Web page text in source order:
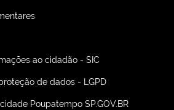
ao cidadão - SIC
de dados - LGPD
Poupatempo SP.GOV.BR